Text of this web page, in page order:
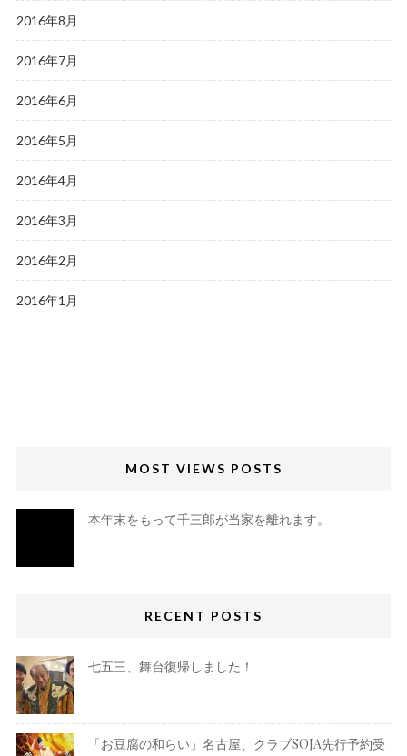
2016年8月
2016年7月
2016年6月
2016年5月
2016年4月
2016年3月
2016年2月
2016年1月
MOST VIEWS POSTS
本年末をもって千三郎が当家を離れます。
RECENT POSTS
七五三、舞台復帰しました！
「お豆腐の和らい」名古屋、クラブSOJA先行予約受